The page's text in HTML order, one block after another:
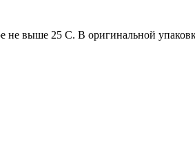
не выше 25 С. В оригинальной